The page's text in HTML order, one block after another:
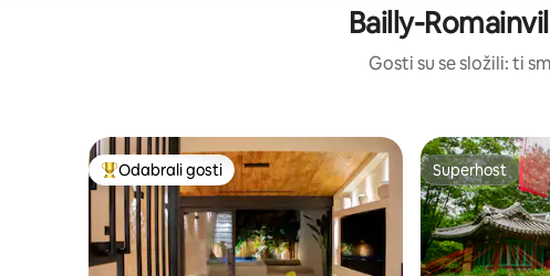
Bailly-
Gosti su se složili: ti
Među najviše rangiranima s oznakom „Odabrali gosti”
Odabrali gosti Superhost
Superhost